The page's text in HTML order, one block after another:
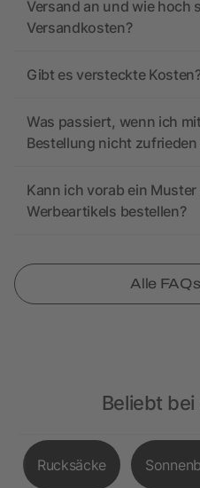
Versand an und wie hoch
Versandkosten?
Gibt es versteckte
Was passiert, wenn ich
Bestellung nicht
Kann ich vorab ein Muster
Werbeartikels bestellen?
Alle
Beliebt
Rucksäcke